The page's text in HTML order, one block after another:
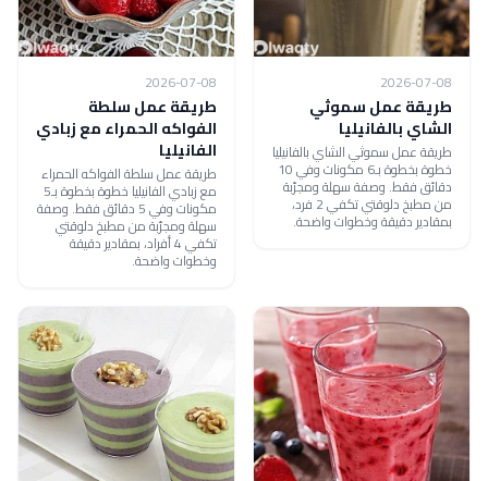
2026-07-08
طريقة عمل سموثي
الشاي بالفانيليا
طريقة عمل سموثي الشاي بالفانيليا
خطوة بخطوة بـ6 مكونات وفي 10
دقائق فقط. وصفة سهلة ومجرّبة
من مطبخ دلوقتي تكفي 2 فرد،
بمقادير دقيقة وخطوات واضحة.
2026-07-08
طريقة عمل سلطة
الفواكه الحمراء مع زبادي
الفانيليا
طريقة عمل سلطة الفواكه الحمراء
مع زبادي الفانيليا خطوة بخطوة بـ5
مكونات وفي 5 دقائق فقط. وصفة
سهلة ومجرّبة من مطبخ دلوقتي
تكفي 4 أفراد، بمقادير دقيقة
وخطوات واضحة.